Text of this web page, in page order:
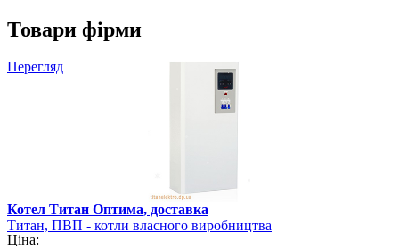
Товари фірми
Перегляд
Котел Титан Оптима, доставка
Титан, ПВП - котли власного виробництва
Ціна: